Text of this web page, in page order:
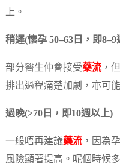
上。
稍遲(懷孕 50–63日，即8–9
部分醫生仲會接受藥流，
排出過程痛楚加劇，亦可
過晚(>70日，即10週以上)
一般唔再建議藥流，因為
風險顯著提高。呢個時候